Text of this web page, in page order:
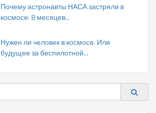
Почему астронавты НАСА застряли в
космосе: 8 месяцев...
Нужен ли человек в космосе. Или
будущее за беспилотной...